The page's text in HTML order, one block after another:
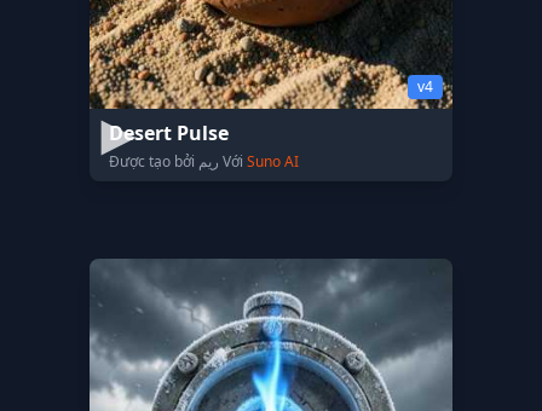
v4
Desert Pulse
Được tạo bởi ريم Với Suno AI